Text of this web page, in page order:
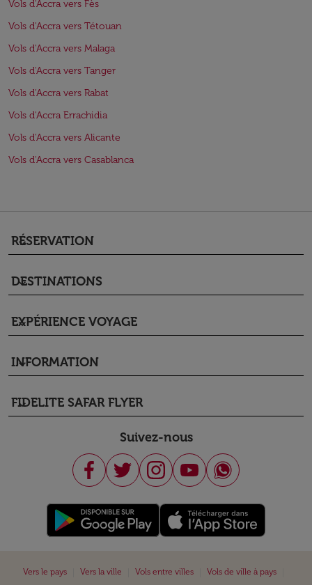
Vols d'Accra vers Fès
Vols d'Accra vers Tétouan
Vols d'Accra vers Malaga
Vols d'Accra vers Tanger
Vols d'Accra vers Rabat
Vols d'Accra Errachidia
Vols d'Accra vers Alicante
Vols d'Accra vers Casablanca
RÉSERVATION
keyboard_arrow_down
DESTINATIONS
keyboard_arrow_down
EXPÉRIENCE VOYAGE
keyboard_arrow_down
INFORMATION
keyboard_arrow_down
FIDELITE SAFAR FLYER
keyboard_arrow_down
Suivez-nous
Vers le pays Vers la ville Vols entre villes Vols de ville à pays